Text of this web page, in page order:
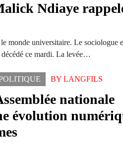
Ndiaye
monde universitaire. Le sociologue
ce mardi. La levée…
BYLANGFILS
nationale
évolution